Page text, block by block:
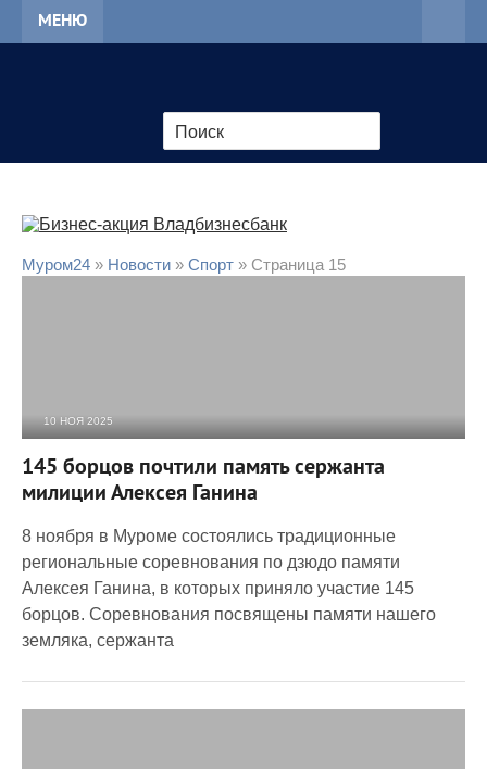
МЕНЮ
Муром24 » Новости » Cпорт » Страница 15
10 НОЯ 2025
145 борцов почтили память сержанта
милиции Алексея Ганина
8 ноября в Муроме состоялись традиционные
региональные соревнования по дзюдо памяти
Алексея Ганина, в которых приняло участие 145
борцов. Соревнования посвящены памяти нашего
земляка, сержанта